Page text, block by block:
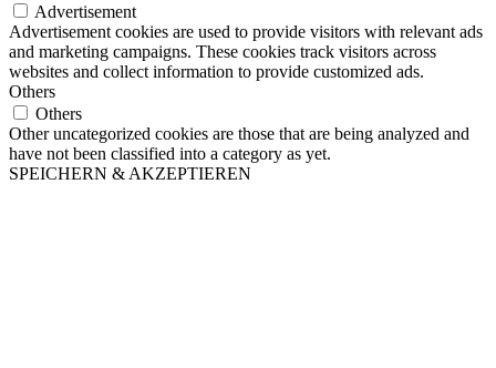
Advertisement
Advertisement cookies are used to provide visitors with relevant ads
and marketing campaigns. These cookies track visitors across
websites and collect information to provide customized ads.
Others
Others
Other uncategorized cookies are those that are being analyzed and
have not been classified into a category as yet.
SPEICHERN & AKZEPTIEREN